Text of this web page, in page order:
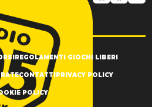
REGOLAMENTI GIOCHI LIBERI
CONTATTI PRIVACY POLICY
POLICY